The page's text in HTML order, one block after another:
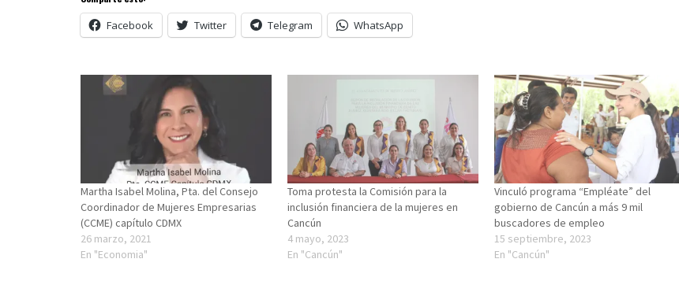
Facebook Twitter Telegram WhatsApp
Martha Isabel Molina, Pta. del Consejo
Coordinador de Mujeres Empresarias
(CCME) capítulo CDMX
26 marzo, 2021
En "Economia"
Toma protesta la Comisión para la
inclusión financiera de la mujeres en
Cancún
4 mayo, 2023
En "Cancún"
Vinculó programa “Empléate” del
gobierno de Cancún a más 9 mil
buscadores de empleo
15 septiembre, 2023
En "Cancún"